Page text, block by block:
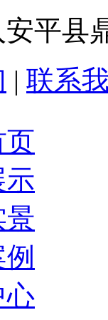
平县
| 联系
页
示
景
心